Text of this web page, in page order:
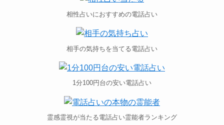
相性占いにおすすめの電話占い
相手の気持ちを当てる電話占い
1分100円台の安い電話占い
霊感霊視が当たる電話占い霊能者ランキング